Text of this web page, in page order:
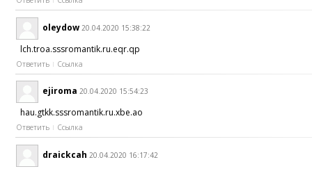
oleydow 20.04.2020 15:38:22
lch.troa.sssromantik.ru.eqr.qp
Ответить Ссылка
ejiroma 20.04.2020 15:54:23
hau.gtkk.sssromantik.ru.xbe.ao
Ответить Ссылка
draickcah 20.04.2020 16:17:42